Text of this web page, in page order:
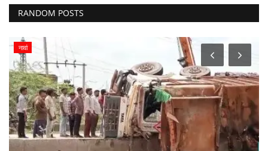
RANDOM POSTS
नावां